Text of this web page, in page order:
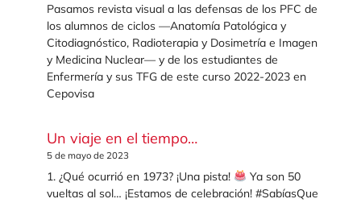
Pasamos revista visual a las defensas de los PFC de
los alumnos de ciclos —Anatomía Patológica y
Citodiagnóstico, Radioterapia y Dosimetría e Imagen
y Medicina Nuclear— y de los estudiantes de
Enfermería y sus TFG de este curso 2022-2023 en
Cepovisa
Un viaje en el tiempo…
5 de mayo de 2023
1. ¿Qué ocurrió en 1973? ¡Una pista!
Ya son 50
vueltas al sol… ¡Estamos de celebración! #SabíasQue